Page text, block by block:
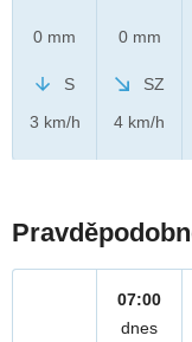
0 mm
S
3 km/h
0 mm
SZ
4 km/h
07:00
dnes